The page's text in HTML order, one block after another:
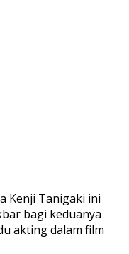
Kenji Tanigaki ini
bagi keduanya
akting dalam film